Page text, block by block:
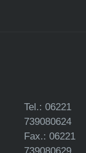
Tel.: 06221
739080624
Fax.: 06221